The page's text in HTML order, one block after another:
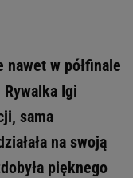
nawet w półfinale
Igi
sama
na swoją
pięknego